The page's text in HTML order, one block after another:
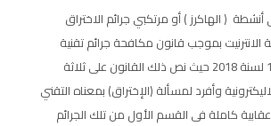
( الهاكرز ) أو مرتكبي جرائم الاختراق
الانترنيت بموجب قانون مكافحة جرائم تقنية
المعلومات رقم 175 لسنة 2018 حيث نص ذلك القانون على ثلاثة
وأفرد لمسألة (الإختراق) بمعناه التقني
كاملة فى القسم الأول من تلك الجرائم